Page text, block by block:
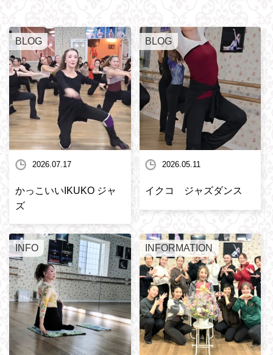
BLOG
2026.07.17
かっこいいIKUKO ジャ
ズ
BLOG
2026.05.11
イクコ ジャズダンス
INFO INFORMATION